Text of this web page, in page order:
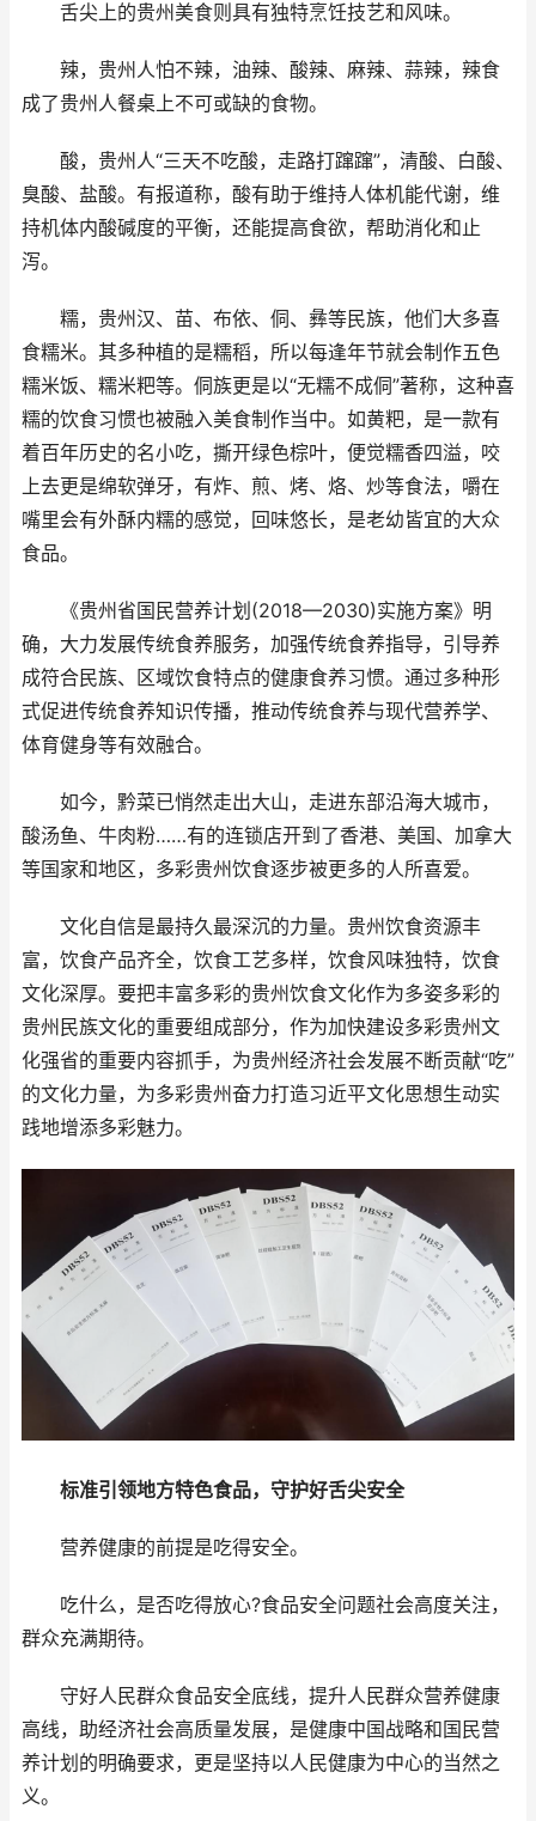
舌尖上的贵州美食则具有独特烹饪技艺和风味。
辣，贵州人怕不辣，油辣、酸辣、麻辣、蒜辣，辣食
成了贵州人餐桌上不可或缺的食物。
酸，贵州人“三天不吃酸，走路打蹿蹿”，清酸、白酸、
臭酸、盐酸。有报道称，酸有助于维持人体机能代谢，维
持机体内酸碱度的平衡，还能提高食欲，帮助消化和止
泻。
糯，贵州汉、苗、布依、侗、彝等民族，他们大多喜
食糯米。其多种植的是糯稻，所以每逢年节就会制作五色
糯米饭、糯米粑等。侗族更是以“无糯不成侗”著称，这种喜
糯的饮食习惯也被融入美食制作当中。如黄粑，是一款有
着百年历史的名小吃，撕开绿色棕叶，便觉糯香四溢，咬
上去更是绵软弹牙，有炸、煎、烤、烙、炒等食法，嚼在
嘴里会有外酥内糯的感觉，回味悠长，是老幼皆宜的大众
食品。
《贵州省国民营养计划(2018—2030)实施方案》明
确，大力发展传统食养服务，加强传统食养指导，引导养
成符合民族、区域饮食特点的健康食养习惯。通过多种形
式促进传统食养知识传播，推动传统食养与现代营养学、
体育健身等有效融合。
如今，黔菜已悄然走出大山，走进东部沿海大城市，
酸汤鱼、牛肉粉……有的连锁店开到了香港、美国、加拿大
等国家和地区，多彩贵州饮食逐步被更多的人所喜爱。
文化自信是最持久最深沉的力量。贵州饮食资源丰
富，饮食产品齐全，饮食工艺多样，饮食风味独特，饮食
文化深厚。要把丰富多彩的贵州饮食文化作为多姿多彩的
贵州民族文化的重要组成部分，作为加快建设多彩贵州文
化强省的重要内容抓手，为贵州经济社会发展不断贡献“吃”
的文化力量，为多彩贵州奋力打造习近平文化思想生动实
践地增添多彩魅力。
标准引领地方特色食品，守护好舌尖安全
营养健康的前提是吃得安全。
吃什么，是否吃得放心?食品安全问题社会高度关注，
群众充满期待。
守好人民群众食品安全底线，提升人民群众营养健康
高线，助经济社会高质量发展，是健康中国战略和国民营
养计划的明确要求，更是坚持以人民健康为中心的当然之
义。